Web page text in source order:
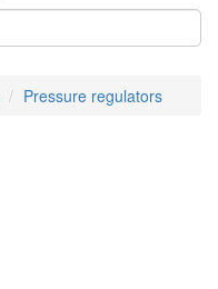
Pressure regulators